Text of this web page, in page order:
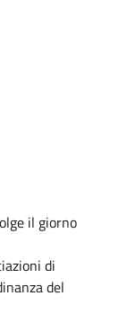
il giorno
di
del